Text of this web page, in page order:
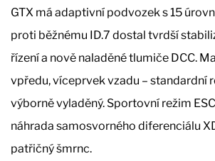
GTX má adaptivní podvozek s 15
proti běžnému ID.7 dostal tvrdší
řízení a nově naladěné tlumiče DCC.
vpředu, víceprvek vzadu – standardní
výborně vyladěný. Sportovní režim
náhrada samosvorného diferenciálu
patřičný šmrnc.